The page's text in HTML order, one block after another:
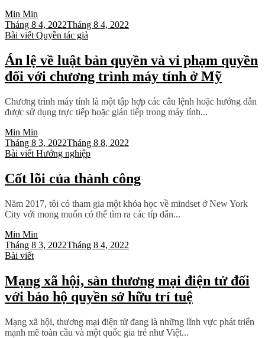
Min Min
Tháng 8 4, 2022Tháng 8 4, 2022
Bài viết Quyền tác giả
Án lệ về luật bản quyền và vi phạm quyền
đối với chương trình máy tính ở Mỹ
Chương trình máy tính là một tập hợp các câu lệnh hoặc hướng dẫn
được sử dụng trực tiếp hoặc gián tiếp trong máy tính...
Min Min
Tháng 8 3, 2022Tháng 8 8, 2022
Bài viết Hướng nghiệp
Cốt lõi của thành công
Năm 2017, tôi có tham gia một khóa học về mindset ở New York
City với mong muốn có thể tìm ra các típ dẫn...
Min Min
Tháng 8 3, 2022Tháng 8 4, 2022
Bài viết
Mạng xã hội, sàn thương mại điện tử đối
với bảo hộ quyền sở hữu trí tuệ
Mạng xã hội, thương mại điện tử đang là những lĩnh vực phát triển
mạnh mẽ toàn cầu và một quốc gia trẻ như Việt...